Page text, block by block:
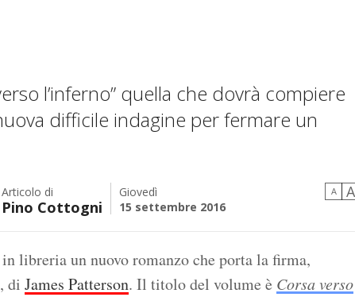
l’inferno” quella che dovrà compiere
difficile indagine per fermare un
Articolo di
Pino Cottogni
Giovedì
15 settembre 2016
A A
libreria un nuovo romanzo che porta la firma,
di James Patterson. Il titolo del volume è Corsa verso